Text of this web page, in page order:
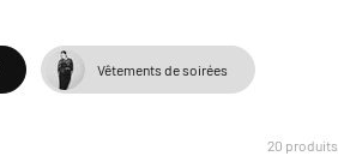
Vêtements de soirées
20 produits